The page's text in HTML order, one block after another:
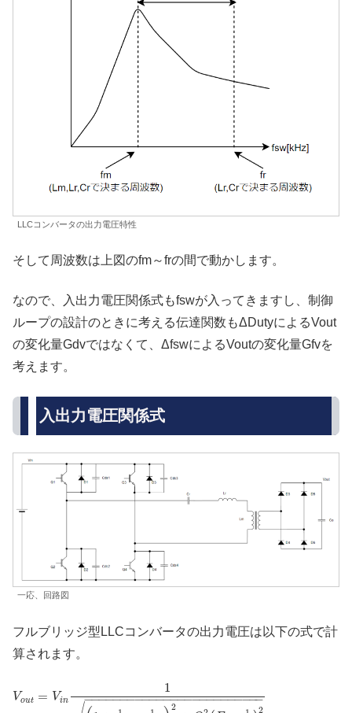
LLCコンバータの出力電圧特性
そして周波数は上図のfm～frの間で動かします。
なので、入出力電圧関係式もfswが入ってきますし、制御
ループの設計のときに考える伝達関数もΔDutyによるVout
の変化量Gdvではなくて、ΔfswによるVoutの変化量Gfvを
考えます。
入出力電圧関係式
一応、回路図
フルブリッジ型LLCコンバータの出力電圧は以下の式で計
算されます。
Vout = Vin
1
2 2
− −
−−−−−−−−−−−−−−−−−−−−−−−